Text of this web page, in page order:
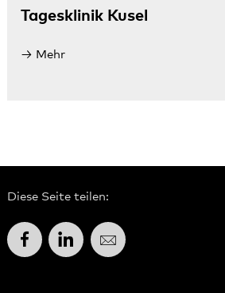
Tagesklinik Kusel
Mehr
Diese Seite teilen:
FacebookLinkedInE-Mail